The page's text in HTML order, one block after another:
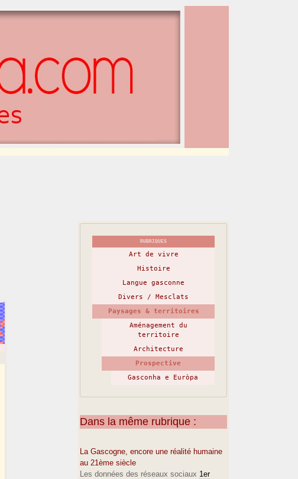
RUBRIQUES
Art de vivre
Histoire
Langue gasconne
Divers / Mesclats
Paysages & territoires
Aménagement du
territoire
Architecture
Prospective
Gasconha e Euròpa
Dans la même rubrique :
La Gascogne, encore une réalité humaine
au 21ème siècle
Les données des réseaux sociaux 1er